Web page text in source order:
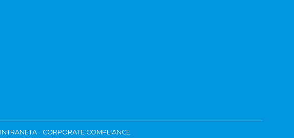
INTRANETA CORPORATE COMPLIANCE